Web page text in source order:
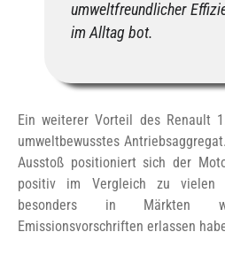
umweltfreundlicher
im Alltag bot.
Ein weiterer Vorteil des Renault
umweltbewusstes
Ausstoß positioniert sich der
positiv im Vergleich zu vielen
besonders in Märkten
Emissionsvorschriften erlassen